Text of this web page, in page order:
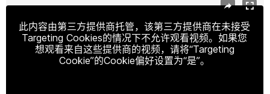
此内容由第三方提供商托管，该第三方提供商在未接受
Targeting Cookies的情况下不允许观看视频。如果您
想观看来自这些提供商的视频，请将“Targeting
Cookie”的Cookie偏好设置为“是”。